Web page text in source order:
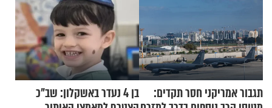
תגבור אמריקני חסר תקדים:
בן 4 נעדר באשקלון: שב"כ